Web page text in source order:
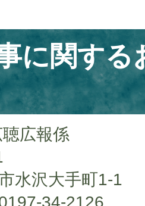
に関する
広報係
水沢大手町1-1
34-2126